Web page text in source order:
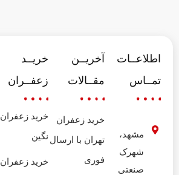
اطلاعــات
تمــاس
مشهد،
شهرک
صنعتی
آخریــن
مقــالات
خرید زعفران
تهران با ارسال
فوری
خریــد
زعفــران
خرید زعفران
نگین
خرید زعفران